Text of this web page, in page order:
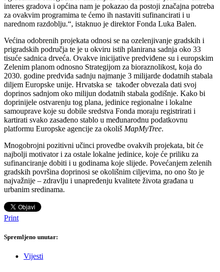
interes gradova i općina nam je pokazao da postoji značajna potreba
za ovakvim programima te ćemo ih nastaviti sufinancirati i u
narednom razdoblju.“, istaknuo je direktor Fonda Luka Balen.
Većina odobrenih projekata odnosi se na ozelenjivanje gradskih i
prigradskih područja te je u okviru istih planirana sadnja oko 33
tisuće sadnica drveća. Ovakve inicijative predviđene su i europskim
Zelenim planom odnosno Strategijom za bioraznolikost, koja do
2030. godine predviđa sadnju najmanje 3 milijarde dodatnih stabala
diljem Europske unije. Hrvatska se također obvezala dati svoj
doprinos sadnjom oko milijun dodatnih stabala godišnje. Kako bi
doprinijele ostvarenju tog plana, jedinice regionalne i lokalne
samouprave koje su dobile sredstva Fonda moraju registrirati i
kartirati svako zasađeno stablo u međunarodnu podatkovnu
platformu Europske agencije za okoliš MapMyTree.
Mnogobrojni pozitivni učinci provedbe ovakvih projekata, bit će
najbolji motivator i za ostale lokalne jedinice, koje će priliku za
sufinanciranje dobiti i u godinama koje slijede. Povećanjem zelenih
gradskih površina doprinosi se okolišnim ciljevima, no ono što je
najvažnije – zdravlju i unapređenju kvalitete života građana u
urbanim sredinama.
Print
Spremljeno unutar:
Vijesti